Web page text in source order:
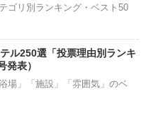
ゴリ別ランキング・ベスト50
ル250選「投票理由別ランキ
発表）
場」「施設」「雰囲気」のベ